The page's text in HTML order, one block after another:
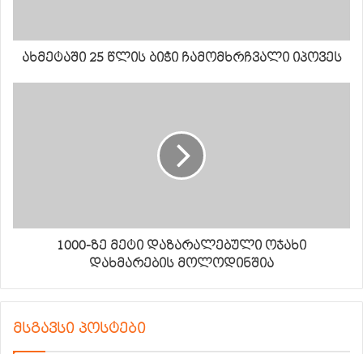
ახმეტაში 25 წლის ბიჭი ჩამომხრჩვალი იპოვეს
1000-ზე მეტი დაზარალებული ოჯახი
დახმარების მოლოდინშია
მსგავსი პოსტები